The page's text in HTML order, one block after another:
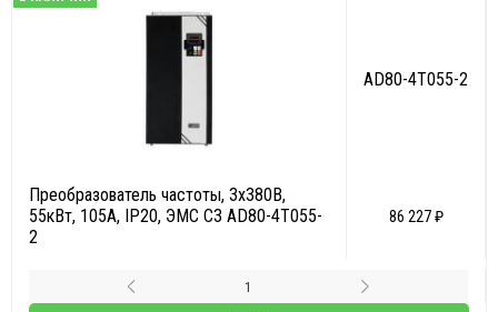
AD80-4T055-2
Преобразователь частоты, 3х380В,
55кВт, 105А, IP20, ЭМС С3 AD80-4T055-
2
86 227 ₽